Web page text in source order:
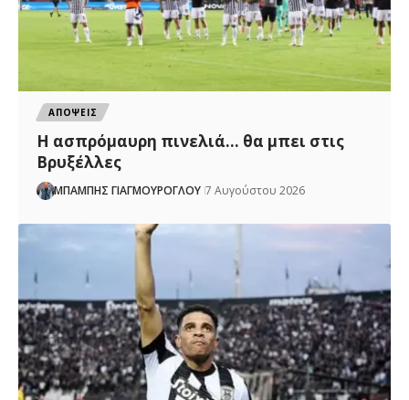
ΑΠΟΨΕΙΣ
Η ασπρόμαυρη πινελιά… θα μπει στις
Βρυξέλλες
ΜΠΑΜΠΗΣ ΓΙΑΓΜΟΥΡΟΓΛΟΥ 7 Αυγούστου 2026